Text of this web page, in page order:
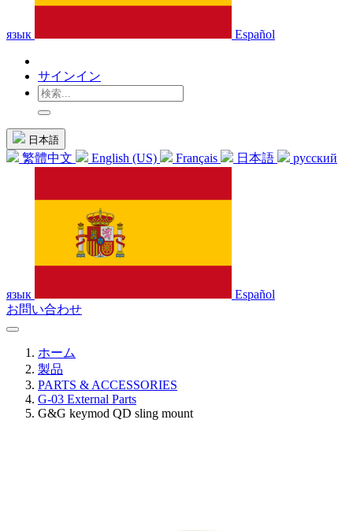
язык Español
サインイン
日本語
繁體中文 English (US) Français 日本語 русский
язык
Español
お問い合わせ
ホーム
製品
PARTS & ACCESSORIES
G-03 External Parts
G&G keymod QD sling mount